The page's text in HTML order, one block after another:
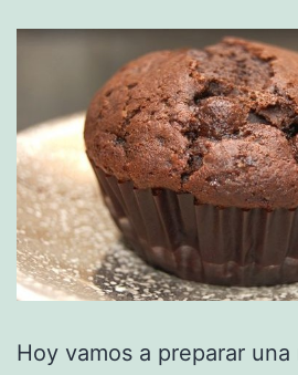
Hoy vamos a preparar